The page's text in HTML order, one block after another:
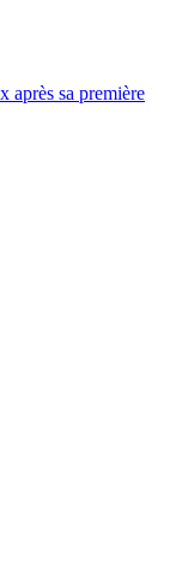
après sa première